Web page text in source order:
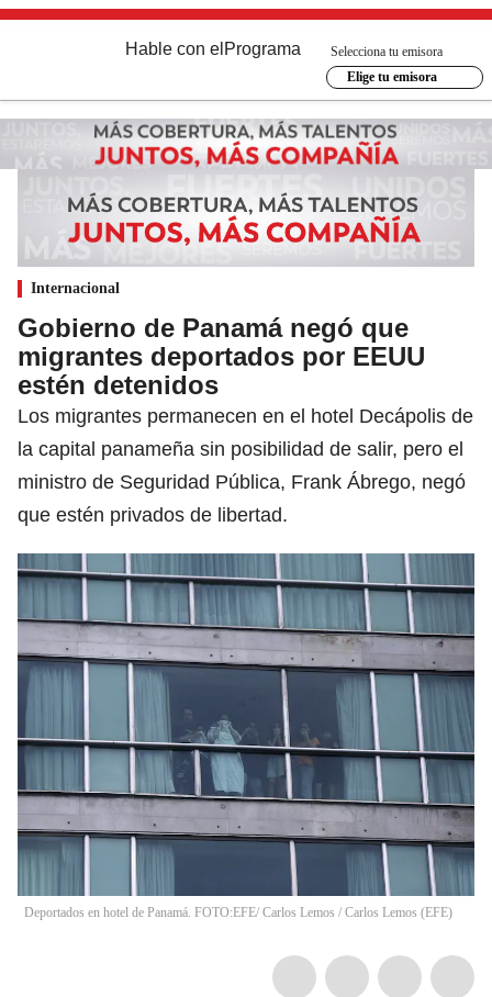
Hable con el Programa
Selecciona tu emisora
Elige tu emisora
Internacional
Gobierno de Panamá negó que
migrantes deportados por EEUU
estén detenidos
Los migrantes permanecen en el hotel Decápolis de
la capital panameña sin posibilidad de salir, pero el
ministro de Seguridad Pública, Frank Ábrego, negó
que estén privados de libertad.
Deportados en hotel de Panamá. FOTO:EFE/ Carlos Lemos / Carlos Lemos (EFE)